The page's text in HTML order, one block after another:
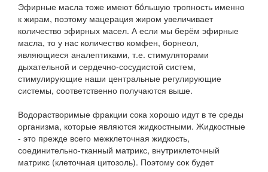
Эфирные масла тоже имеют бóльшую тропность именно
к жирам, поэтому мацерация жиром увеличивает
количество эфирных масел. А если мы берём эфирные
масла, то у нас количество комфен, борнеол,
являющиеся аналептиками, т.е. стимуляторами
дыхательной и сердечно-сосудистой систем,
стимулирующие наши центральные регулирующие
системы, соответственно получаются выше.
Водорастворимые фракции сока хорошо идут в те среды
организма, которые являются жидкостными. Жидкостные
- это прежде всего межклеточная жидкость,
соединительно-тканный матрикс, внутриклеточный
матрикс (клеточная цитозоль). Поэтому сок будет